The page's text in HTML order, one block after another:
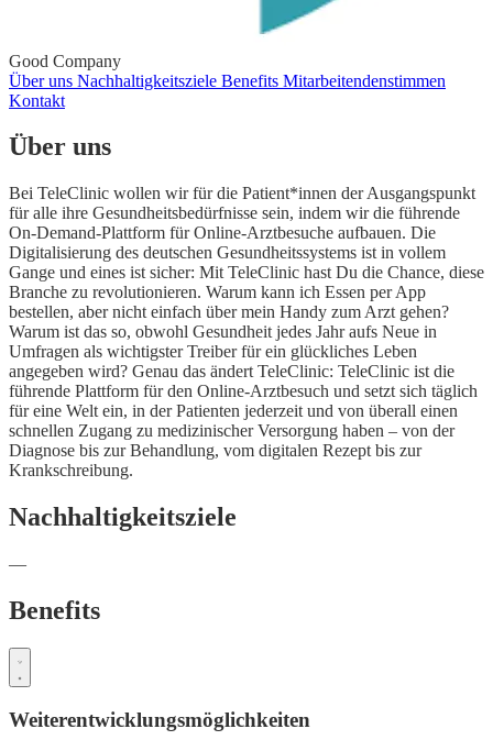
Good Company
Über uns Nachhaltigkeitsziele Benefits Mitarbeitendenstimmen
Kontakt
Über uns
Bei TeleClinic wollen wir für die Patient*innen der Ausgangspunkt
für alle ihre Gesundheitsbedürfnisse sein, indem wir die führende
On-Demand-Plattform für Online-Arztbesuche aufbauen. Die
Digitalisierung des deutschen Gesundheitssystems ist in vollem
Gange und eines ist sicher: Mit TeleClinic hast Du die Chance, diese
Branche zu revolutionieren. Warum kann ich Essen per App
bestellen, aber nicht einfach über mein Handy zum Arzt gehen?
Warum ist das so, obwohl Gesundheit jedes Jahr aufs Neue in
Umfragen als wichtigster Treiber für ein glückliches Leben
angegeben wird? Genau das ändert TeleClinic: TeleClinic ist die
führende Plattform für den Online-Arztbesuch und setzt sich täglich
für eine Welt ein, in der Patienten jederzeit und von überall einen
schnellen Zugang zu medizinischer Versorgung haben – von der
Diagnose bis zur Behandlung, vom digitalen Rezept bis zur
Krankschreibung.
Nachhaltigkeitsziele
—
Benefits
Weiterentwicklungsmöglichkeiten